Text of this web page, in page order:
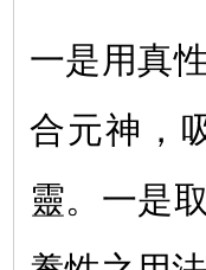
一是用真
合元神，
靈。一是